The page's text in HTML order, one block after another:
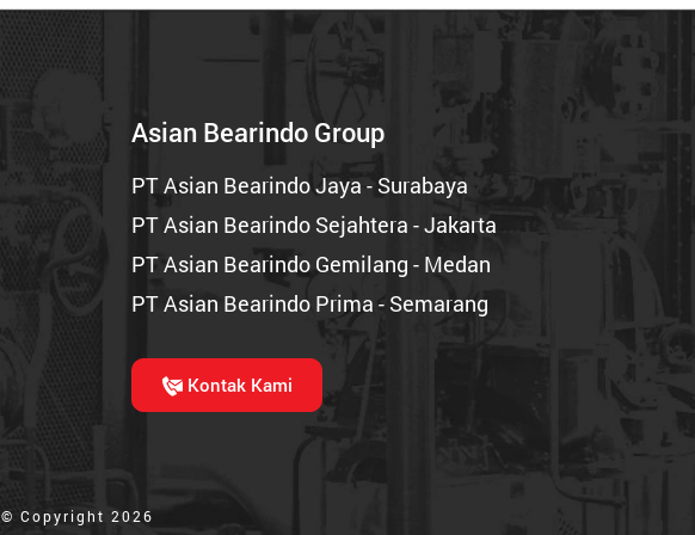
Asian Bearindo Group
PT Asian Bearindo Jaya - Surabaya
PT Asian Bearindo Sejahtera - Jakarta
PT Asian Bearindo Gemilang - Medan
PT Asian Bearindo Prima - Semarang
Kontak Kami
© Copyright 2026